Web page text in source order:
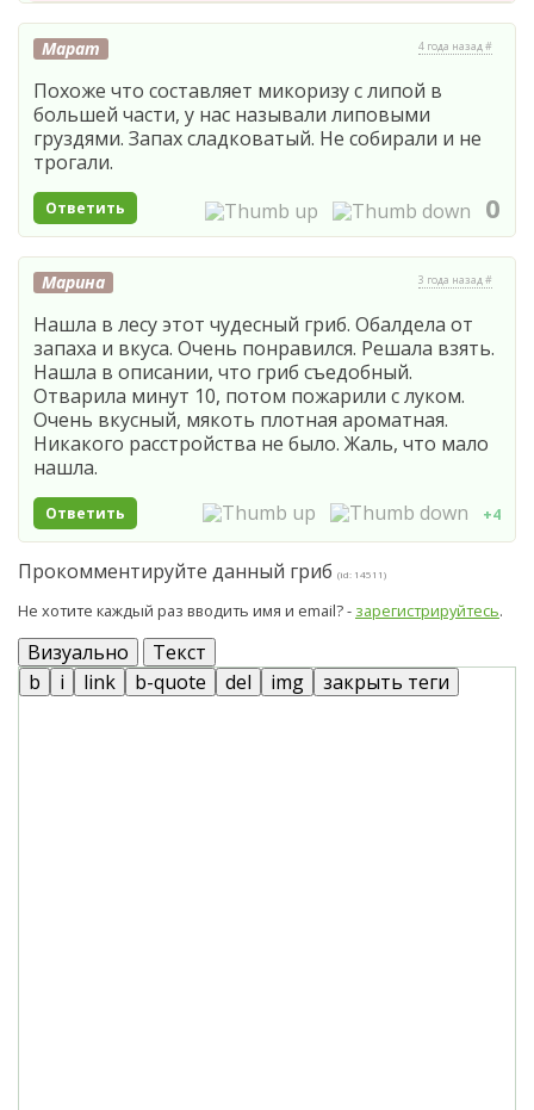
Марат 4 года назад #
Похоже что составляет микоризу с липой в
большей части, у нас называли липовыми
груздями. Запах сладковатый. Не собирали и не
трогали.
Ответить 0
Марина 3 года назад #
Нашла в лесу этот чудесный гриб. Обалдела от
запаха и вкуса. Очень понравился. Решала взять.
Нашла в описании, что гриб съедобный.
Отварила минут 10, потом пожарили с луком.
Очень вкусный, мякоть плотная ароматная.
Никакого расстройства не было. Жаль, что мало
нашла.
Ответить +4
Прокомментируйте данный гриб (id: 14511)
Не хотите каждый раз вводить имя и email? - зарегистрируйтесь.
Визуально Текст